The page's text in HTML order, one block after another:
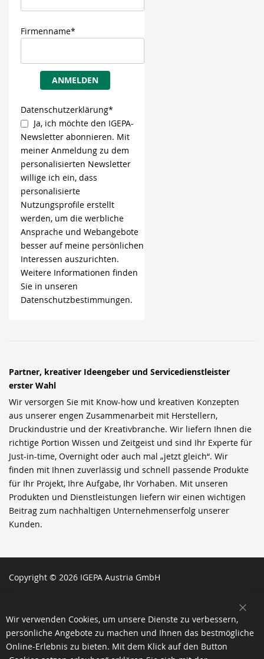
Firmenname*
ANMELDEN
Datenschutzerklärung*
Ja, ich möchte den IGEPA-
Newsletter abonnieren. Mit
meiner Anmeldung zu dem
personalisierten Newsletter
willige ich ein, dass
personalisierte
Nutzungsprofile erstellt
werden, um die werbliche
Ansprache und Webangebote
besser auf meine persönlichen
Interessen auszurichten.
Weitere Informationen finden
Sie in unseren
Datenschutzbestimmungen.
Partner, kreativer Ideengeber und Servicedienstleister
erster Wahl
Wir versorgen Sie mit Know-how und kreativen Konzepten
aus unserer engen Zusammenarbeit mit Herstellern,
Druckindustrie und der Kreativbranche. Wir liefern Ihnen die
richtige Portion Wissen und Zeitgeist und sind Ihr Experte für
Just-in-time, Overnight oder auch mal „jetzt gleich“. Wir
finden mit Ihnen zuverlässig und schnell passende Produkte
für Ihr Projekt, Ihre Aufgabe, Ihr Vorhaben. Mit unseren
Produkten und Dienstleistungen liefern wir einen wichtigen
Beitrag zum nachhaltigen Unternehmenserfolg unserer
Kunden.
Copyright © 2026 IGEPA Austria GmbH
Wir verwenden Cookies, um unsere Dienste zu verbessern,
persönliche Angebote zu machen und Ihnen das bestmögliche
Online-Erlebnis zu bieten. Mit dem Klick auf den Button